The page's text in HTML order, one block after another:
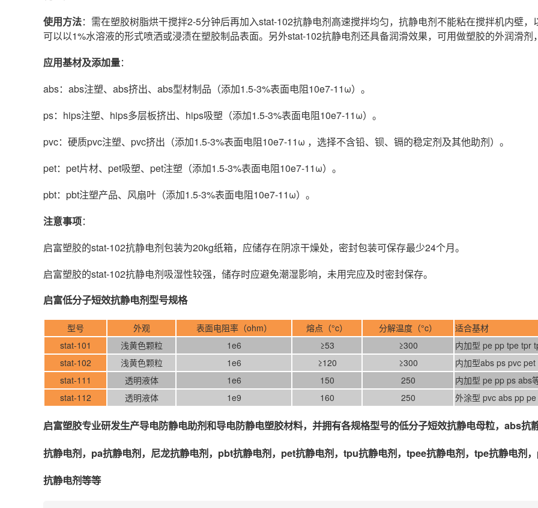
使用方法：需在塑胶树脂烘干搅拌2-5分钟后再加入stat-102抗静电剂高速搅拌均匀，抗静电剂不能粘在搅拌机内壁
可以以1%水溶液的形式喷洒或浸渍在塑胶制品表面。另外stat-102抗静电剂还具备润滑效果，可用做塑胶的外润滑
应用基材及添加量：
abs：abs注塑、abs挤出、abs型材制品（添加1.5-3%表面电阻10e7-11ω）。
ps：hips注塑、hips多层板挤出、hips吸塑（添加1.5-3%表面电阻10e7-11ω）。
pvc：硬质pvc注塑、pvc挤出（添加1.5-3%表面电阻10e7-11ω ，选择不含铅、钡、镉的稳定剂及其他助剂）。
pet：pet片材、pet吸塑、pet注塑（添加1.5-3%表面电阻10e7-11ω）。
pbt：pbt注塑产品、风扇叶（添加1.5-3%表面电阻10e7-11ω）。
注意事项：
启富塑胶的stat-102抗静电剂包装为20kg纸箱，应储存在阴凉干燥处，密封包装可保存最少24个月。
启富塑胶的stat-102抗静电剂吸湿性较强，储存时应避免潮湿影响，未用完应及时密封保存。
启富低分子短效抗静电剂型号规格
型号 外观 表面电阻率（ohm） 熔点（°c） 分解温度（°c）
适合基材
stat-101
浅黄色颗粒 1e6 ≥53 ≥300
内加型 pe pp tpe tpr
stat-102
浅黄色颗粒 1e6 ≥120 ≥300
内加型abs ps pvc
stat-111
透明液体 1e6 150 250
内加型 pe pp ps abs
stat-112
透明液体 1e9 160 250 外涂型 pvc abs pp
启富塑胶专业研发生产导电防静电助剂和导电防静电塑胶材料，并拥有各规格型号的低分子短效抗静电母粒，abs
抗静电剂，pa抗静电剂，尼龙抗静电剂，pbt抗静电剂，pet抗静电剂，tpu抗静电剂，tpee抗静电剂，tpe抗静电剂
抗静电剂等等